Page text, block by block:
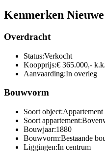
Kenmerken
Overdracht
Status:Verkocht
Koopprijs:€ 365.000,- k.k.
Aanvaarding:In overleg
Bouwvorm
Soort object:Appartement
Soort appartement:
Bouwjaar:1880
Bouwvorm:Bestaande
Liggingen:In centrum